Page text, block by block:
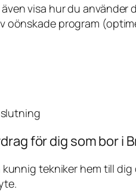
visa hur du använder
oönskade program
för dig som bor i
tekniker hem till